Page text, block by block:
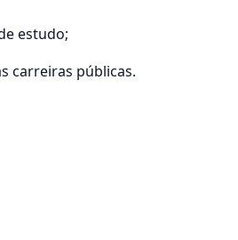
estudo;
carreiras públicas.